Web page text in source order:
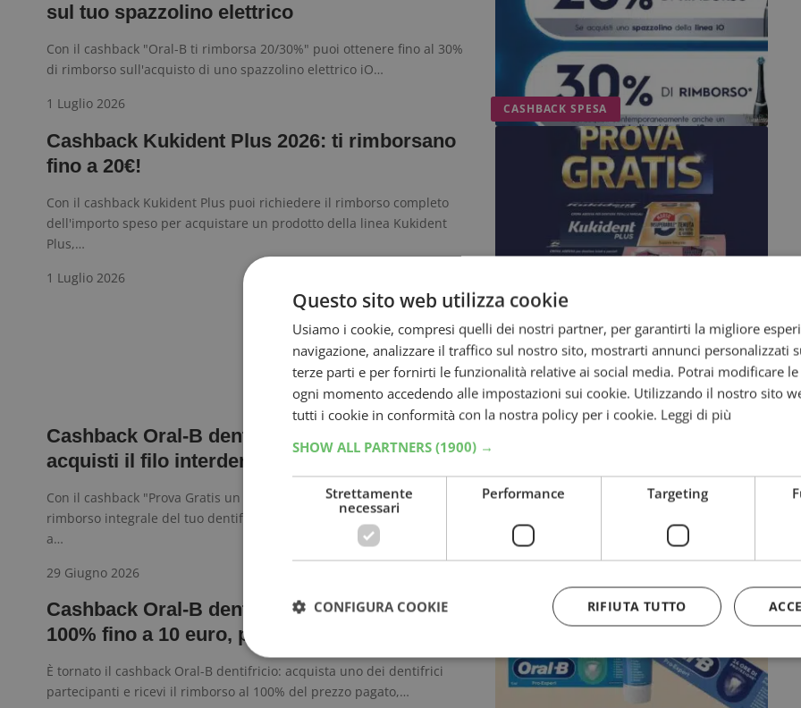
CASHBACK SPESA
sul tuo spazzolino elettrico
Con il cashback "Oral-B ti rimborsa 20/30%" puoi ottenere fino al 30%
di rimborso sull'acquisto di uno spazzolino elettrico iO…
1 Luglio 2026
Cashback Kukident Plus 2026: ti rimborsano
fino a 20€!
Con il cashback Kukident Plus puoi richiedere il rimborso completo
dell'importo speso per acquistare un prodotto della linea Kukident
Plus,…
1 Luglio 2026
Sponsorizzato:
Cashback Oral-B dentifricio: rimborso se
acquisti il filo interdentale!
Con il cashback "Prova Gratis un Dentifricio Oral-B" puoi ricevere il
rimborso integrale del tuo dentifricio Oral-B acquistandolo insieme
a…
29 Giugno 2026
Cashback Oral-B dentifricio 2026: rimborso
100% fino a 10 euro, provalo gratis
È tornato il cashback Oral-B dentifricio: acquista uno dei dentifrici
partecipanti e ricevi il rimborso al 100% del prezzo pagato,…
Questo sito web utilizza cookie
Usiamo i cookie, compresi quelli dei nostri partner, per garantirti la migliore
navigazione, analizzare il traffico sul nostro sito, mostrarti annunci personalizzati
terze parti e per fornirti le funzionalità relative ai social media. Potrai modificare
ogni momento accedendo alle impostazioni sui cookie. Utilizzando il nostro sito
tutti i cookie in conformità con la nostra policy per i cookie. Leggi di più
SHOW ALL PARTNERS (1900) →
Strettamente
necessari
Performance Targeting
RIFIUTA TUTTO
CONFIGURA COOKIE
Funzionalità